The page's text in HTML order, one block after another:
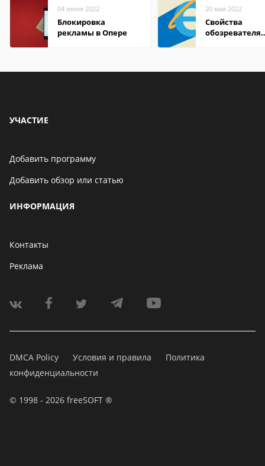
04 июня 2022
Блокировка
рекламы в Опере
20 мая 2022
Свойства
обозревателя
УЧАСТИЕ
Добавить программу
Добавить обзор или статью
ИНФОРМАЦИЯ
Контакты
Реклама
DMCA Policy Условия и правила
Политика
конфиденциальности
© 1998 - 2026 freeSOFT ®